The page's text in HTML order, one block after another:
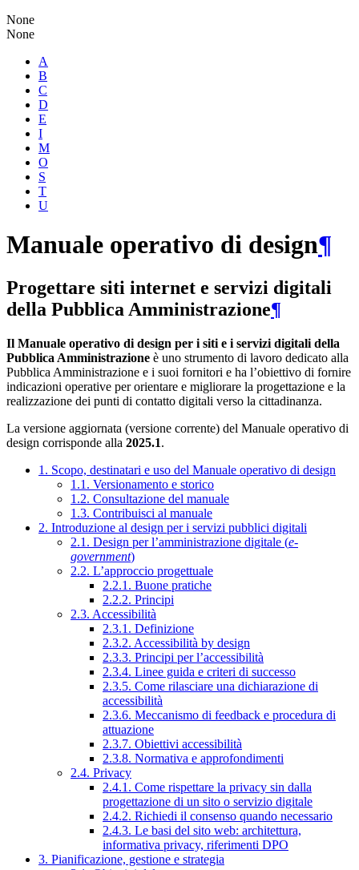
None
None
A
B
C
D
E
I
M
O
S
T
U
Manuale operativo di design¶
Progettare siti internet e servizi digitali
della Pubblica Amministrazione¶
Il Manuale operativo di design per i siti e i servizi digitali della
Pubblica Amministrazione è uno strumento di lavoro dedicato alla
Pubblica Amministrazione e i suoi fornitori e ha l’obiettivo di fornire
indicazioni operative per orientare e migliorare la progettazione e la
realizzazione dei punti di contatto digitali verso la cittadinanza.
La versione aggiornata (versione corrente) del Manuale operativo di
design corrisponde alla 2025.1.
1. Scopo, destinatari e uso del Manuale operativo di design
1.1. Versionamento e storico
1.2. Consultazione del manuale
1.3. Contribuisci al manuale
2. Introduzione al design per i servizi pubblici digitali
2.1. Design per l’amministrazione digitale (e-
government)
2.2. L’approccio progettuale
2.2.1. Buone pratiche
2.2.2. Principi
2.3. Accessibilità
2.3.1. Definizione
2.3.2. Accessibilità by design
2.3.3. Principi per l’accessibilità
2.3.4. Linee guida e criteri di successo
2.3.5. Come rilasciare una dichiarazione di
accessibilità
2.3.6. Meccanismo di feedback e procedura di
attuazione
2.3.7. Obiettivi accessibilità
2.3.8. Normativa e approfondimenti
2.4. Privacy
2.4.1. Come rispettare la privacy sin dalla
progettazione di un sito o servizio digitale
2.4.2. Richiedi il consenso quando necessario
2.4.3. Le basi del sito web: architettura,
informativa privacy, riferimenti DPO
3. Pianificazione, gestione e strategia